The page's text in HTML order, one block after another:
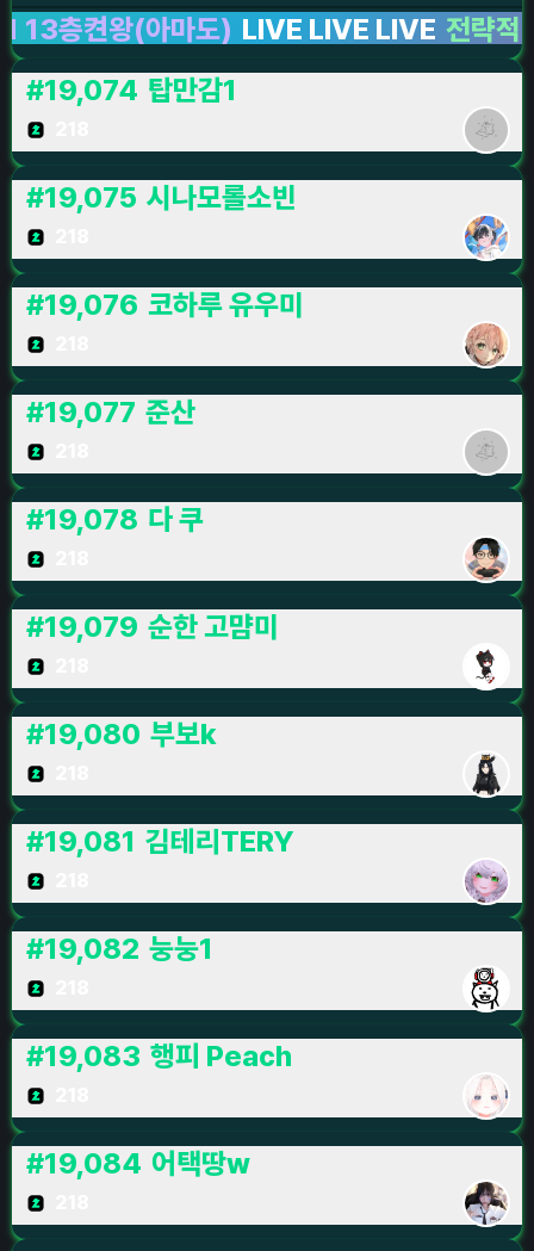
켠왕(아마도) LIVE LIVE LIVE 전략적 팀 전
#19,074 탑만감1
#19,075 시나모롤소빈
#19,076 코하루 유우미
#19,077 준산
#19,078 다 쿠
#19,079 순한 고먐미
#19,080 부보k
#19,081 김테리TERY
#19,082 눙눙1
#19,083 행피 Peach
#19,084 어택땅w